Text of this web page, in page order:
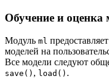
Обучение и оценка
Модуль ml
моделей на
Все модели следуют
save() , load() .